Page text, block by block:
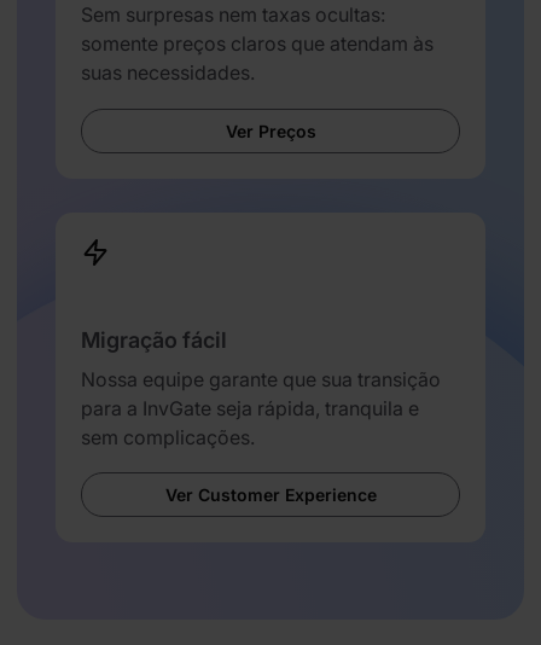
Sem surpresas nem taxas ocultas:
somente preços claros que atendam às
suas necessidades.
Ver Preços
Migração fácil
Nossa equipe garante que sua transição
para a InvGate seja rápida, tranquila e
sem complicações.
Ver Customer Experience